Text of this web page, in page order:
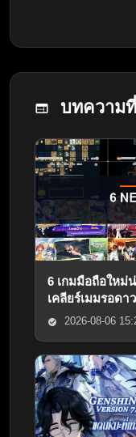
บทความ
6 เกมมือถือใหม่
เคลียร์เมมรอดา
2026-08-06